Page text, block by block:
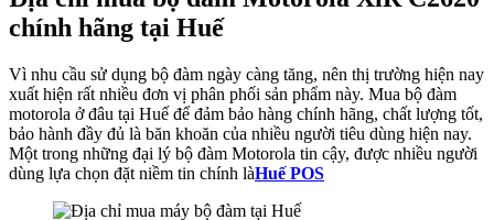
chính hãng tại Huế
Vì nhu cầu sử dụng bộ đàm ngày càng tăng, nên thị trường hiện nay
xuất hiện rất nhiều đơn vị phân phối sản phẩm này. Mua bộ đàm
motorola ở đâu tại Huế để đảm bảo hàng chính hãng, chất lượng tốt,
bảo hành đầy đủ là băn khoăn của nhiều người tiêu dùng hiện nay.
Một trong những đại lý bộ đàm Motorola tin cậy, được nhiều người
dùng lựa chọn đặt niềm tin chính làHuế POS